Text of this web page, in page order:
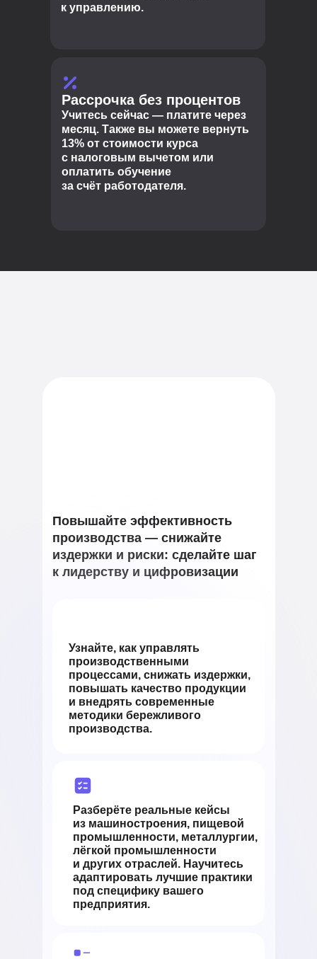
Рассрочка без процентов
Учитесь сейчас — платите через
месяц. Также вы можете вернуть
13% от стоимости курса
с налоговым вычетом или
оплатить обучение
за счёт работодателя.
к управлению.
Повышайте эффективность
производства — снижайте
издержки и риски: сделайте шаг
к лидерству и цифровизации
Узнайте, как управлять
производственными
процессами, снижать издержки,
повышать качество продукции
и внедрять современные
методики бережливого
производства.
Разберёте реальные кейсы
из машиностроения, пищевой
промышленности, металлургии,
лёгкой промышленности
и других отраслей. Научитесь
адаптировать лучшие практики
под специфику вашего
предприятия.